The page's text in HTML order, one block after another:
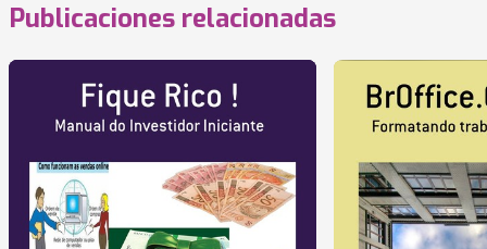
Publicaciones relacionadas